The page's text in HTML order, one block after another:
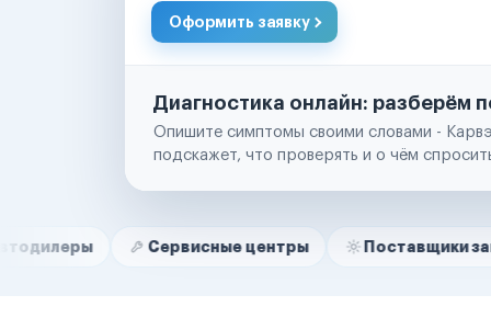
Оформить заявку
Диагностика онлайн: разберём
Опишите симптомы своими словами -
подскажет, что проверять и о чём
Нам доверяют
Сервисные центры Поставщики запчастей
Маркетплейсы